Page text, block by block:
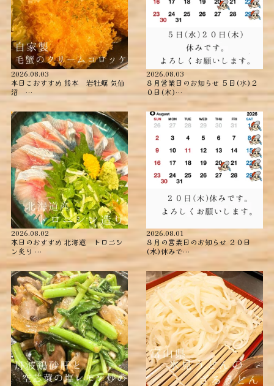
2026.08.03
本日こおすすめ ︎熊本 岩牡蠣 ︎気仙
沼 …
2026.08.03
８月営業日のお知らせ ５日(水)２
０日(木)…
2026.08.02
本日のおすすめ ︎北海道 トロニシ
ン炙り …
2026.08.01
８月の営業日のお知らせ ２０日
(木)休みで…